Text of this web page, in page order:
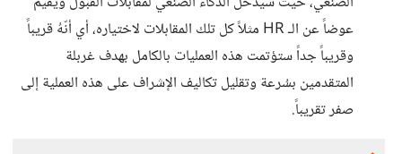
عوضاً عن الـ HR مثلاً كل تلك المقابلات لاختياره، أي أنّهُ قريباً
وقريباً جداً ستؤتمت هذه العمليات بالكامل بهدف غربلة
المتقدمين بسُرعة وتقليل تكاليف الإشراف على هذه العملية إلى
صفر تقريباً.